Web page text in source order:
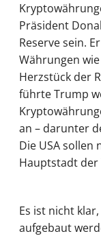
Präsident
Reserve sein.
Währungen
Herzstück der
führte Trump
an – darunter
Die USA sollen
Hauptstadt der
Es ist nicht
aufgebaut